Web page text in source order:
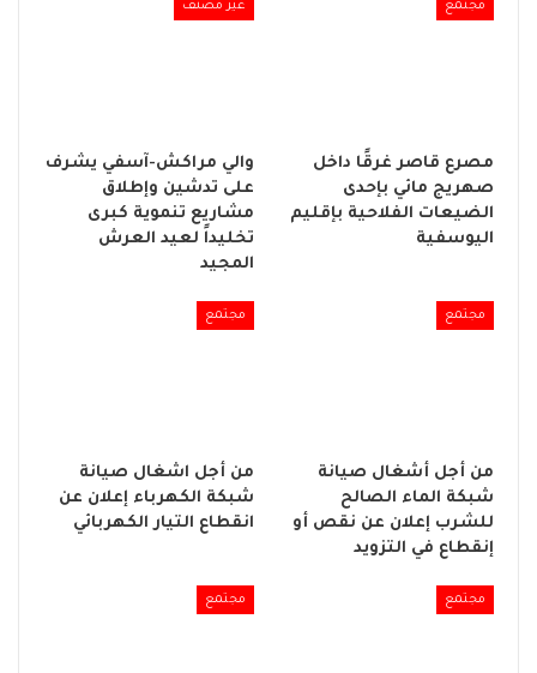
مجتمع
مصرع قاصر غرقًا داخل
صهريج مائي بإحدى
الضيعات الفلاحية بإقليم
اليوسفية
غير مصنف
والي مراكش-آسفي يشرف
على تدشين وإطلاق
مشاريع تنموية كبرى
تخليداً لعيد العرش
المجيد
مجتمع
من أجل أشغال صيانة
شبكة الماء الصالح
للشرب إعلان عن نقص أو
إنقطاع في التزويد
مجتمع
من أجل اشغال صيانة
شبكة الكهرباء إعلان عن
انقطاع التيار الكهربائي
مجتمع مجتمع